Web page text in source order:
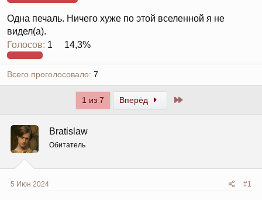
Одна печаль. Ничего хуже по этой вселенной я не
видел(а).
Голосов: 1 14,3%
Всего проголосовало 7
1 из 7 Вперёд Последний
Bratislaw
Обитатель
5 Июн 2024 #1